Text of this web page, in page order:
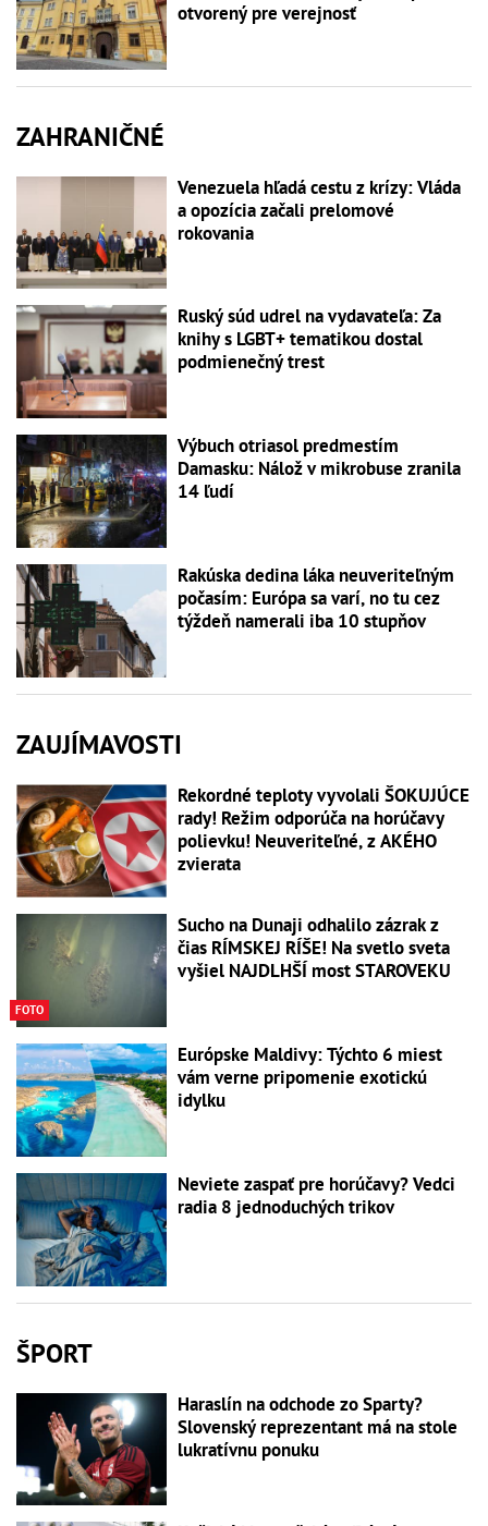
otvorený pre verejnosť
ZAHRANIČNÉ
Venezuela hľadá cestu z krízy: Vláda
a opozícia začali prelomové
rokovania
Ruský súd udrel na vydavateľa: Za
knihy s LGBT+ tematikou dostal
podmienečný trest
Výbuch otriasol predmestím
Damasku: Nálož v mikrobuse zranila
14 ľudí
Rakúska dedina láka neuveriteľným
počasím: Európa sa varí, no tu cez
týždeň namerali iba 10 stupňov
ZAUJÍMAVOSTI
Rekordné teploty vyvolali ŠOKUJÚCE
rady! Režim odporúča na horúčavy
polievku! Neuveriteľné, z AKÉHO
zvierata
FOTO
Sucho na Dunaji odhalilo zázrak z
čias RÍMSKEJ RÍŠE! Na svetlo sveta
vyšiel NAJDLHŠÍ most STAROVEKU
Európske Maldivy: Týchto 6 miest
vám verne pripomenie exotickú
idylku
Neviete zaspať pre horúčavy? Vedci
radia 8 jednoduchých trikov
ŠPORT
Haraslín na odchode zo Sparty?
Slovenský reprezentant má na stole
lukratívnu ponuku